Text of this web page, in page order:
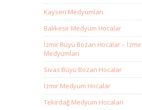
Kayseri Medyumları
Balıkesir Medyum Hocalar
İzmir Büyü Bozan Hocalar – İzmir
Medyumları
Sivas Büyü Bozan Hocalar
İzmir Medyum Hocalar
Tekirdağ Medyum Hocaları